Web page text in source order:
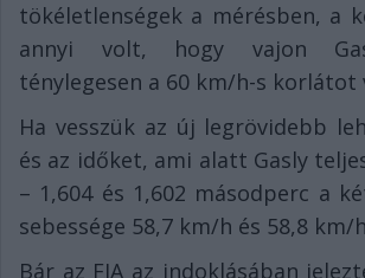
tökéletlenségek a mérésben, a
annyi volt, hogy vajon
ténylegesen a 60 km/h-s korlátot
Ha vesszük az új legrövidebb
és az időket, ami alatt Gasly
– 1,604 és 1,602 másodperc a
sebessége 58,7 km/h és 58,8 km/
Bár az FIA az indoklásában